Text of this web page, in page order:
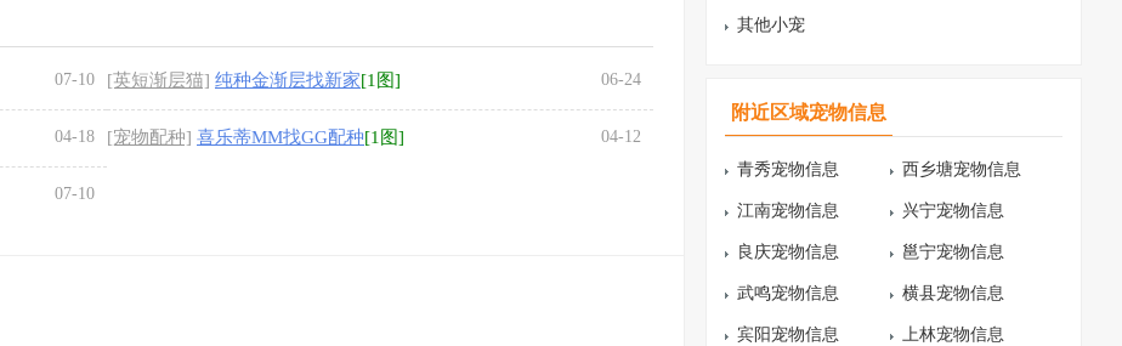
07-10 [英短渐层猫] 纯种金渐层找新家[1图] 06-24
04-18 [宠物配种] 喜乐蒂MM找GG配种[1图] 04-12
07-10
其他小宠
附近区域宠物信息
青秀宠物信息 西乡塘宠物信息
江南宠物信息 兴宁宠物信息
良庆宠物信息 邕宁宠物信息
武鸣宠物信息 横县宠物信息
宾阳宠物信息 上林宠物信息